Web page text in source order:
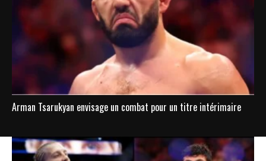
Arman Tsarukyan envisage un combat pour un titre intérimaire